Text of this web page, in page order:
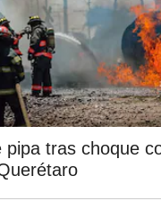
pipa tras choque